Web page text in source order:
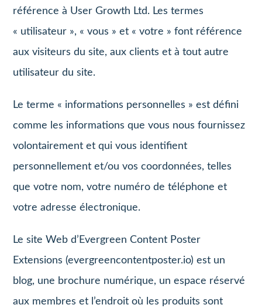
référence à User Growth Ltd. Les termes
« utilisateur », « vous » et « votre » font référence
aux visiteurs du site, aux clients et à tout autre
utilisateur du site.
Le terme « informations personnelles » est défini
comme les informations que vous nous fournissez
volontairement et qui vous identifient
personnellement et/ou vos coordonnées, telles
que votre nom, votre numéro de téléphone et
votre adresse électronique.
Le site Web d’Evergreen Content Poster
Extensions (evergreencontentposter.io) est un
blog, une brochure numérique, un espace réservé
aux membres et l’endroit où les produits sont